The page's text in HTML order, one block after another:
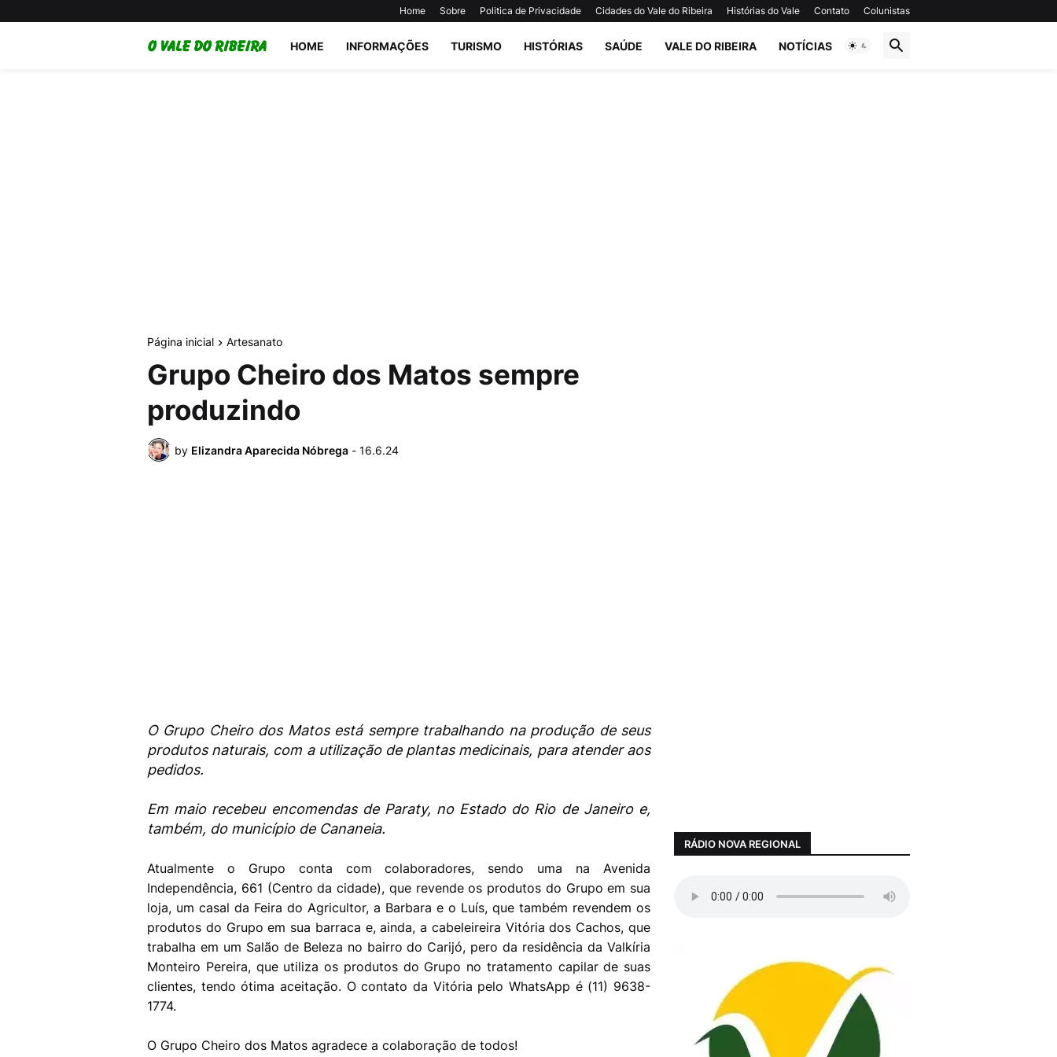
Home Sobre Politica de Privacidade Cidades do Vale do Ribeira Histórias do Vale Contato Colunistas
HOME INFORMAÇÕES TURISMO HISTÓRIAS SAÚDE VALE DO RIBEIRA NOTÍCIAS
Página inicial Artesanato
Grupo Cheiro dos Matos sempre
produzindo
by Elizandra Aparecida Nóbrega - 16.6.24
O Grupo Cheiro dos Matos está sempre trabalhando na produção de seus
produtos naturais, com a utilização de plantas medicinais, para atender aos
pedidos.
Em maio recebeu encomendas de Paraty, no Estado do Rio de Janeiro e,
também, do município de Cananeia.
Atualmente o Grupo conta com colaboradores, sendo uma na Avenida
Independência, 661 (Centro da cidade), que revende os produtos do Grupo em sua
loja, um casal da Feira do Agricultor, a Barbara e o Luís, que também revendem os
produtos do Grupo em sua barraca e, ainda, a cabeleireira Vitória dos Cachos, que
trabalha em um Salão de Beleza no bairro do Carijó, pero da residência da Valkíria
Monteiro Pereira, que utiliza os produtos do Grupo no tratamento capilar de suas
clientes, tendo ótima aceitação. O contato da Vitória pelo WhatsApp é (11) 9638-
1774.
O Grupo Cheiro dos Matos agradece a colaboração de todos!
RÁDIO NOVA REGIONAL